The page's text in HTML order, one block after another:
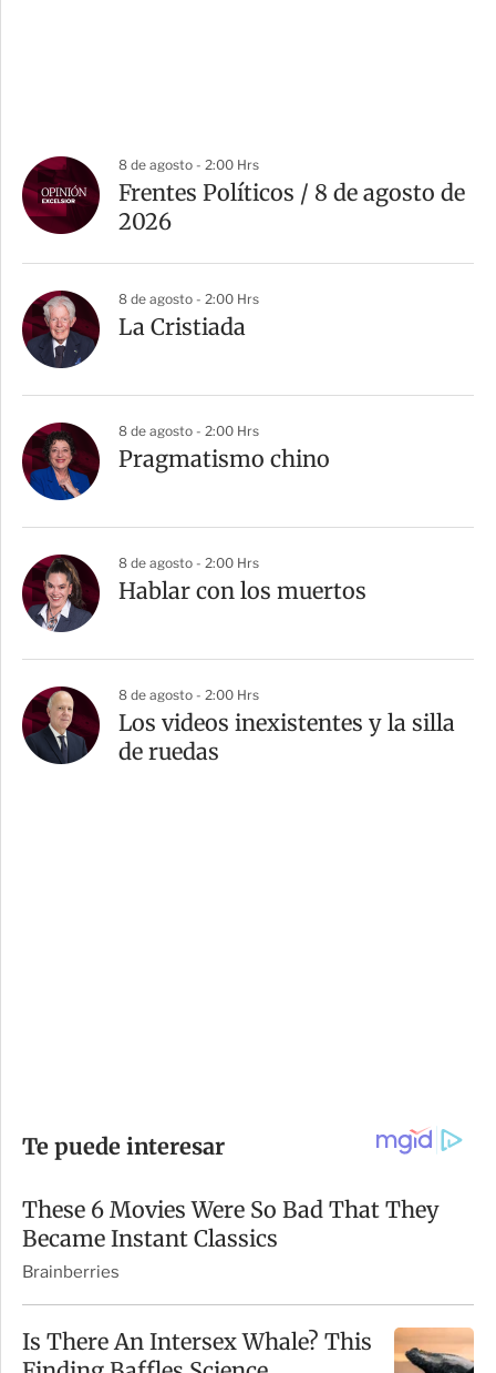
8 de agosto - 2:00 Hrs
Frentes Políticos / 8 de agosto de
2026
8 de agosto - 2:00 Hrs
La Cristiada
8 de agosto - 2:00 Hrs
Pragmatismo chino
8 de agosto - 2:00 Hrs
Hablar con los muertos
8 de agosto - 2:00 Hrs
Los videos inexistentes y la silla
de ruedas